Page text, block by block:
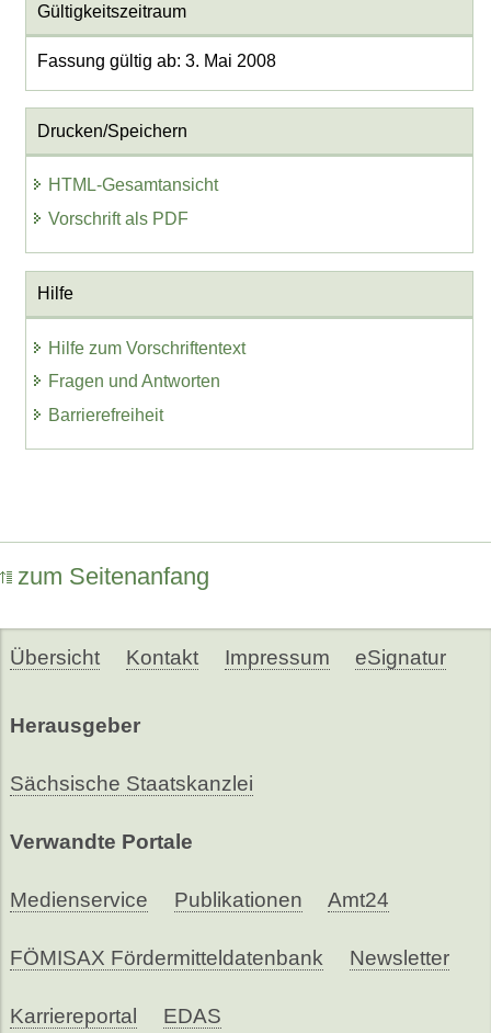
Gültigkeitszeitraum
Fassung gültig ab: 3. Mai 2008
Drucken/Speichern
HTML-Gesamtansicht
Vorschrift als PDF
Hilfe
Hilfe zum Vorschriftentext
Fragen und Antworten
Barrierefreiheit
zum Seitenanfang
Übersicht Kontakt Impressum eSignatur
Herausgeber
Sächsische Staatskanzlei
Verwandte Portale
Medienservice Publikationen Amt24
FÖMISAX Fördermitteldatenbank Newsletter
Karriereportal EDAS